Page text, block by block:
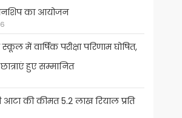
का आयोजन
स्कूल में वार्षिक परीक्षा परिणाम घोषित,
हुए सम्मानित
आटा की कीमत 5.2 लाख रियाल प्रति